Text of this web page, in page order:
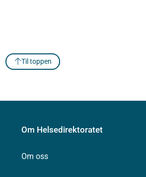
Til toppen
Om Helsedirektoratet
Om oss